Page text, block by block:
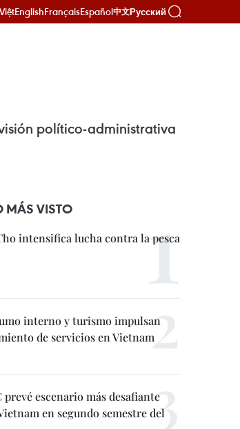
EnglishFrançaisEspañol中文Русский
político-administrativa
MÁS VISTO
intensifica lucha contra la pesca
interno y turismo impulsan
de servicios en Vietnam
prevé escenario más desafiante
en segundo semestre del